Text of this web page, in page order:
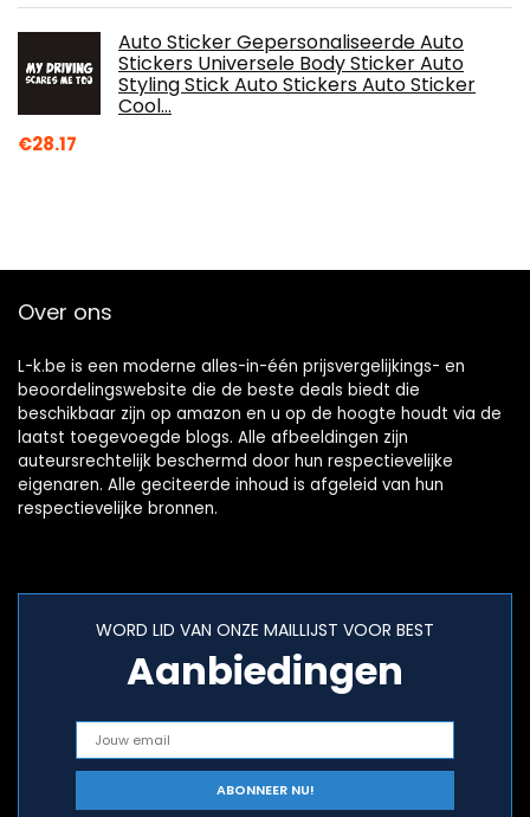
Auto Sticker Gepersonaliseerde Auto
Stickers Universele Body Sticker Auto
Styling Stick Auto Stickers Auto Sticker
Cool…
€28.17
Over ons
L-k.be is een moderne alles-in-één prijsvergelijkings- en
beoordelingswebsite die de beste deals biedt die
beschikbaar zijn op amazon en u op de hoogte houdt via de
laatst toegevoegde blogs. Alle afbeeldingen zijn
auteursrechtelijk beschermd door hun respectievelijke
eigenaren. Alle geciteerde inhoud is afgeleid van hun
respectievelijke bronnen.
WORD LID VAN ONZE MAILLIJST VOOR BEST
Aanbiedingen